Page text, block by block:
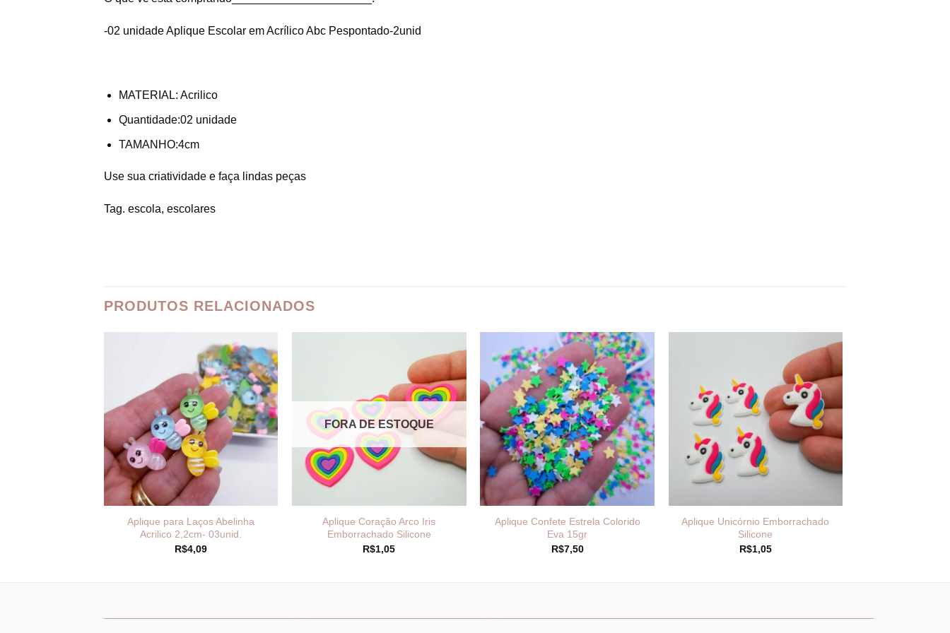
-02 unidade Aplique Escolar em Acrílico Abc Pespontado-2unid
MATERIAL: Acrilico
Quantidade:02 unidade
TAMANHO:4cm
Use sua criatividade e faça lindas peças
Tag. escola, escolares
PRODUTOS RELACIONADOS
Aplique para Laços Abelinha
Acrilico 2,2cm- 03unid.
R$4,09
FORA DE ESTOQUE
Aplique Coração Arco Iris
Emborrachado Silicone
R$1,05
Aplique Confete Estrela Colorido
Eva 15gr
R$7,50
Aplique Unicórnio Emborrachado
Silicone
R$1,05